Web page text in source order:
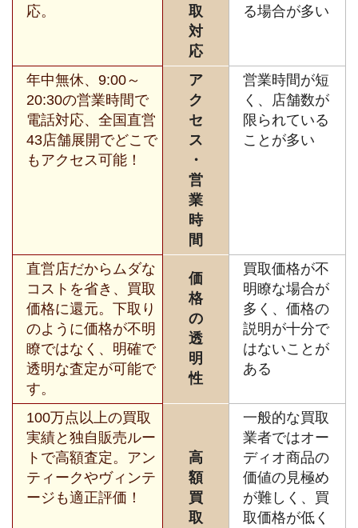
応。
取
対
応
る場合が多い
年中無休、9:00～
20:30の営業時間で
電話対応、全国直営
43店舗展開でどこで
もアクセス可能！
ア
ク
セ
ス
・
営
業
時
間
営業時間が短
く、店舗数が
限られている
ことが多い
直営店だからムダな
コストを省き、買取
価格に還元。下取り
のように価格が不明
瞭ではなく、明確で
透明な査定が可能で
す。
価
格
の
透
明
性
買取価格が不
明瞭な場合が
多く、価格の
説明が十分で
はないことが
ある
100万点以上の買取
実績と独自販売ルー
トで高額査定。アン
ティークやヴィンテ
ージも適正評価！
高
額
買
取
一般的な買取
業者ではオー
ディオ商品の
価値の見極め
が難しく、買
取価格が低く